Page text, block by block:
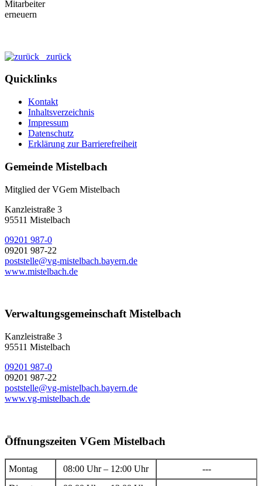
zurück
Quicklinks
Kontakt
Inhaltsverzeichnis
Impressum
Datenschutz
Erklärung zur Barrierefreiheit
Gemeinde Mistelbach
Mitglied der VGem Mistelbach
Kanzleistraße 3
95511 Mistelbach
09201 987-0
09201 987-22
poststelle@vg-mistelbach.bayern.de
www.mistelbach.de
Verwaltungsgemeinschaft Mistelbach
Kanzleistraße 3
95511 Mistelbach
09201 987-0
09201 987-22
poststelle@vg-mistelbach.bayern.de
www.vg-mistelbach.de
Öffnungszeiten VGem Mistelbach
Montag 08:00 Uhr – 12:00 Uhr
---